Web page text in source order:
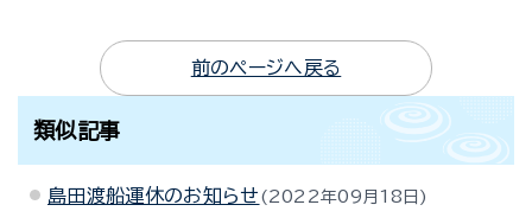
前のページへ戻る
類似記事
島田渡船運休のお知らせ 2022年09月18日